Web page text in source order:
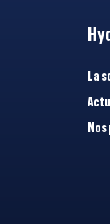
La